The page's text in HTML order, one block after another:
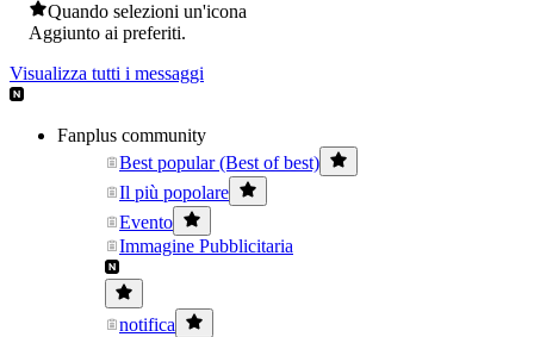
Quando selezioni un'icona
Aggiunto ai preferiti.
Visualizza tutti i messaggi
Fanplus community
Best popular (Best of best)
Il più popolare
Evento
Immagine Pubblicitaria
notifica